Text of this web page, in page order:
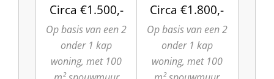
Circa €1.500,-
Op basis van een 2
onder 1 kap
woning, met 100
Circa €1.800,-
Op basis van een 2
onder 1 kap
woning, met 100